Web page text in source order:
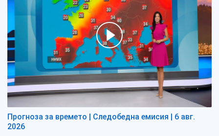
Прогноза за времето | Следобедна емисия | 6 авг.
2026